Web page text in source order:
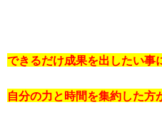
できるだけ成果を出したい事
自分の力と時間を集約した方